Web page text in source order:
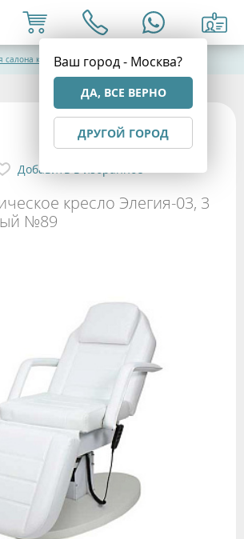
Ваш город - Москва?
ДА, ВСЕ ВЕРНО
ДРУГОЙ ГОРОД
салона красоты
кресло Элегия-03, 3
№89
Добавить в избранное